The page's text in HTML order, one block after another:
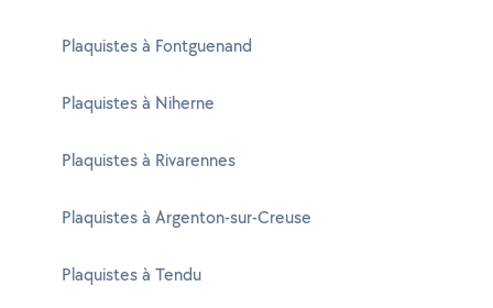
Plaquistes à Fontguenand
Plaquistes à Niherne
Plaquistes à Rivarennes
Plaquistes à Argenton-sur-Creuse
Plaquistes à Tendu